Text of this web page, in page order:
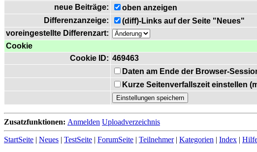
neue Beiträge:
oben anzeigen
Differenzanzeige:
(diff)-Links auf der Seite "Neues"
voreingestellte Differenzart:
Cookie
Cookie ID: 469463
Daten am Ende der Browser-
Kurze Seitenverfallszeit einstellen
Zusatzfunktionen: Anmelden Uploadverzeichnis
StartSeite | Neues | TestSeite | ForumSeite | Teilnehmer| Kategorien | Index |